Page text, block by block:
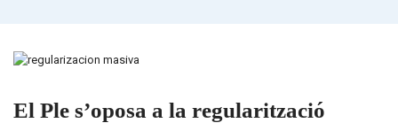
El Ple s’oposa a la regularització